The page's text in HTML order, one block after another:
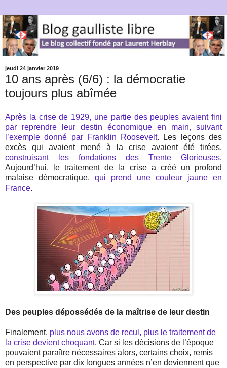
jeudi 24 janvier 2019
10 ans après (6/6) : la démocratie
toujours plus abîmée
Après la crise de 1929, une partie des peuples avaient fini
par reprendre leur destin économique en main, suivant
l’exemple donné par Franklin Roosevelt. Les leçons des
excès qui avaient mené à la crise avaient été tirées,
construisant les fondations des Trente Glorieuses.
Aujourd’hui, le traitement de la crise a créé un profond
malaise démocratique, qui prend une couleur jaune en
France.
Des peuples dépossédés de la maîtrise de leur destin
Finalement, plus nous avons de recul, plus le traitement de
la crise devient choquant. Car si les décisions de l’époque
pouvaient paraître nécessaires alors, certains choix, remis
en perspective par dix longues années n’en deviennent que